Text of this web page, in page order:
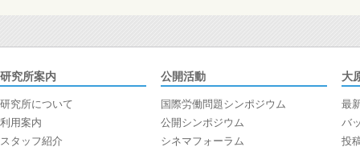
研究所案内
研究所について
利用案内
スタッフ紹介
公開活動
国際労働問題シンポジウム
公開シンポジウム
シネマフォーラム
大
最
バ
投